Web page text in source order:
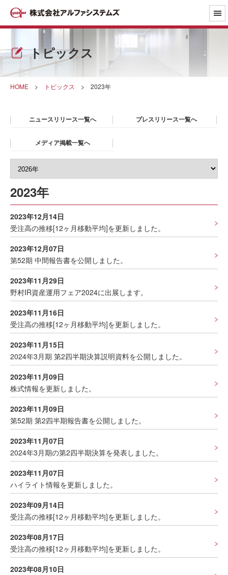
トピックス
HOME > トピックス > 2023年
ニュースリリース一覧へ プレスリリース一覧へ
メディア掲載一覧へ
2023年
2023年12月14日
受注高の推移[12ヶ月移動平均]を更新しました。
2023年12月07日
第52期 中間報告書を公開しました。
2023年11月29日
野村IR資産運用フェア2024に出展します。
2023年11月16日
受注高の推移[12ヶ月移動平均]を更新しました。
2023年11月15日
2024年3月期 第2四半期決算説明資料を公開しました。
2023年11月09日
株式情報を更新しました。
2023年11月09日
第52期 第2四半期報告書を公開しました。
2023年11月07日
2024年3月期の第2四半期決算を発表しました。
2023年11月07日
ハイライト情報を更新しました。
2023年09月14日
受注高の推移[12ヶ月移動平均]を更新しました。
2023年08月17日
受注高の推移[12ヶ月移動平均]を更新しました。
2023年08月10日